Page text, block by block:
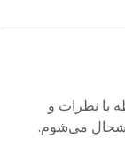
با نظرات و
می‌شوم.